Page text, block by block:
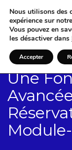
Une
Nous utilisons des
expérience sur
Vous pouvez en
les désactiver dans
Accepter